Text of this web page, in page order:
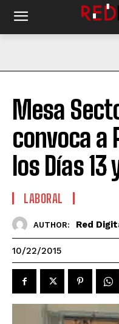
Mesa
convoca a
los Días
LABORAL
AUTHOR: Red
10/22/2015